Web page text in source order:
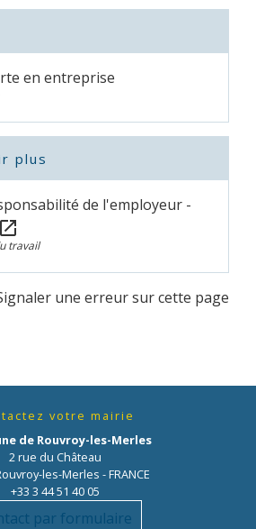
en entreprise
plus
de l'employeur -
open_in_new
travail
une erreur sur cette page
votre mairie
de Rouvroy-les-Merles
2 rue du Château
les-Merles - FRANCE
+33 3 44 51 40 05
par formulaire